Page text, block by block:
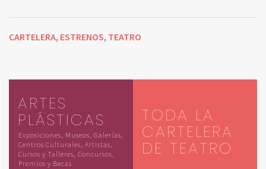
CARTELERA, ESTRENOS, TEATRO
ARTES
PLÁSTICAS
Exposiciones, Museos, Galerías,
Centros Culturales, Artistas,
Cursos y Talleres, Concursos,
Premios y Becas
TODA LA
CARTELERA
DE TEATRO